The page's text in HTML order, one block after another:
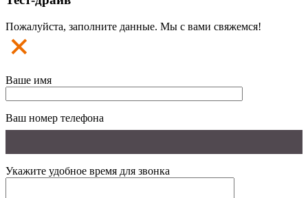
Пожалуйста, заполните данные. Мы с вами свяжемся!
Ваше имя
Ваш номер телефона
Укажите удобное время для звонка